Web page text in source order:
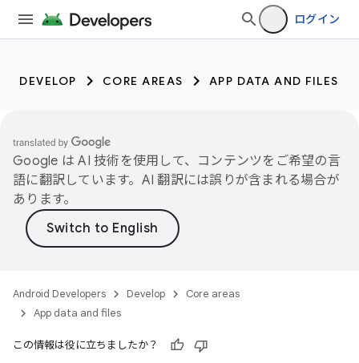
ログイン
DEVELOP CORE AREAS APP DATA AND FILES
Google は AI 技術を使用して、コンテンツをご希望の言
語に翻訳しています。AI 翻訳には誤りが含まれる場合が
あります。
Android Developers Develop
Core areas
App data and files
この情報は役に立ちましたか？